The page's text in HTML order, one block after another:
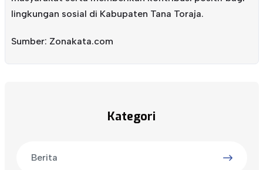
lingkungan sosial di Kabupaten Tana Toraja.
Sumber: Zonakata.com
Kategori
Berita